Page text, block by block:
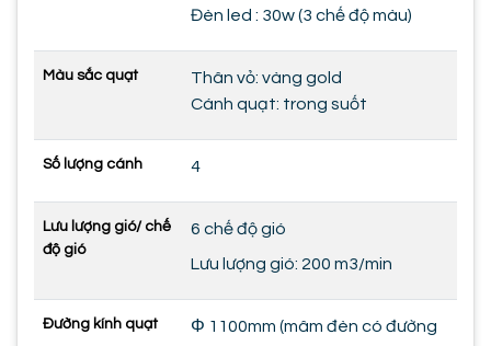
Đèn led : 30w (3 chế độ màu)
Màu sắc quạt
Thân vỏ: vàng gold
Cánh quạt: trong suốt
Số lượng cánh 4
Lưu lượng gió/ chế
độ gió
6 chế độ gió
Lưu lượng gió: 200 m3/min
Đường kính quạt
Φ 1100mm (mâm đèn có đường